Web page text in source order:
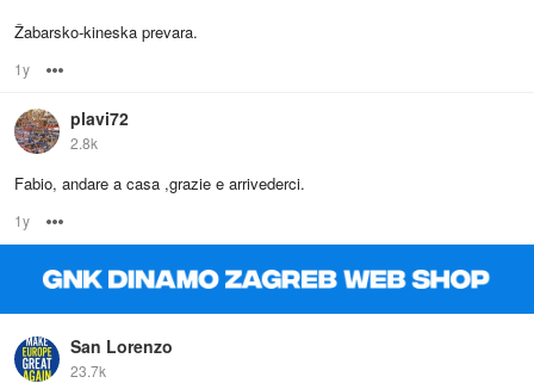
Žabarsko-kineska prevara.
1y
plavi72
2.8k
Fabio, andare a casa ,grazie e arrivederci.
1y
San Lorenzo
23.7k